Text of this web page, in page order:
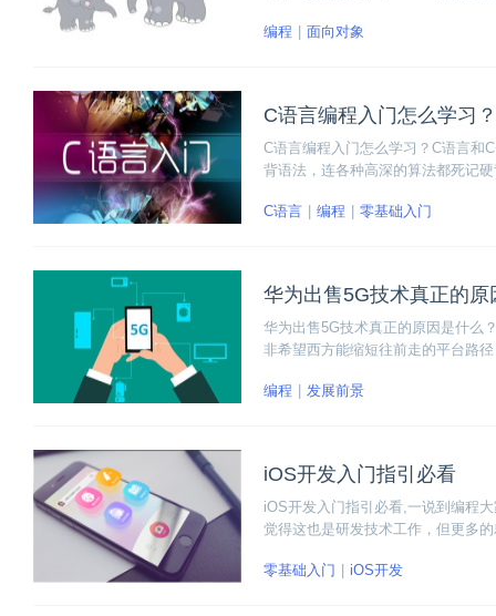
下面就跟着小编一起了解一下这五
编程 面向对象
C语言编程入门怎么学习
C语言编程入门怎么学习？C语言和
背语法，连各种高深的算法都死记
C语言
编程 零基础入门
华为出售5G技术真正的
华为出售5G技术真正的原因是什么
非希望西方能缩短往前走的平台路
编程
发展前景
iOS开发入门指引必看
iOS开发入门指引必看,一说到编程
觉得这也是研发技术工作，但更多
零基础入门
iOS开发